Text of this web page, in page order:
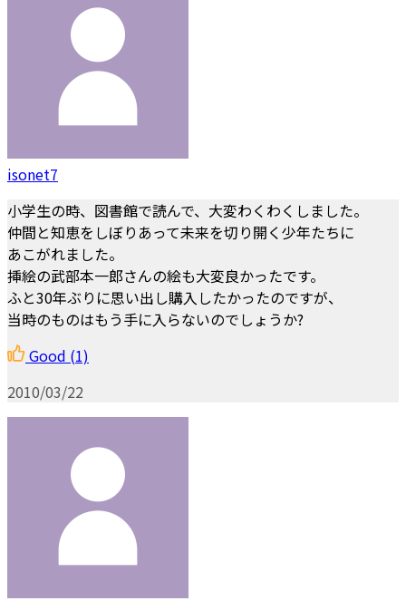
isonet7
小学生の時、図書館で読んで、大変わくわくしました。
仲間と知恵をしぼりあって未来を切り開く少年たちに
あこがれました。
挿絵の武部本一郎さんの絵も大変良かったです。
ふと30年ぶりに思い出し購入したかったのですが、
当時のものはもう手に入らないのでしょうか?
Good (1)
2010/03/22